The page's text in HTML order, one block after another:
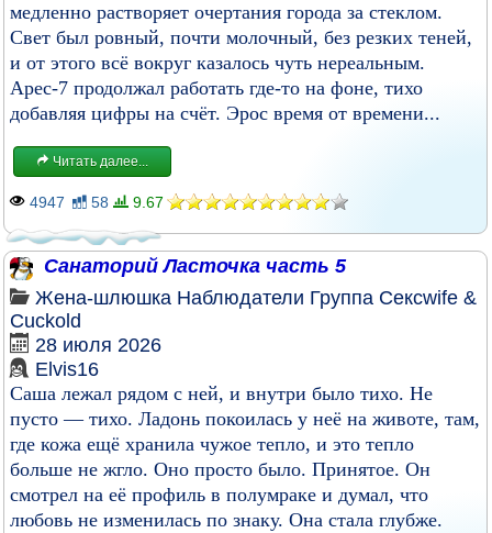
медленно растворяет очертания города за стеклом.
Свет был ровный, почти молочный, без резких теней,
и от этого всё вокруг казалось чуть нереальным.
Арес-7 продолжал работать где-то на фоне, тихо
добавляя цифры на счёт. Эрос время от времени...
Читать далее...
4947 58 9.67
Санаторий Ласточка часть 5
Жена-шлюшка Наблюдатели Группа Сексwife &
Cuckold
28 июля 2026
Elvis16
Саша лежал рядом с ней, и внутри было тихо. Не
пусто — тихо. Ладонь покоилась у неё на животе, там,
где кожа ещё хранила чужое тепло, и это тепло
больше не жгло. Оно просто было. Принятое. Он
смотрел на её профиль в полумраке и думал, что
любовь не изменилась по знаку. Она стала глубже.